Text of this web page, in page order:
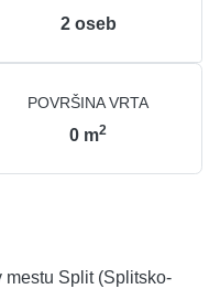
2 oseb
POVRŠINA VRTA
0 m2
mestu Split (Splitsko-